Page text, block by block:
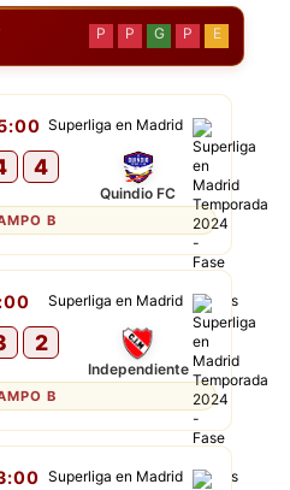
P P G P E
Superliga en Madrid
4
Quindio FC
B
Superliga en Madrid
2
Independiente
B
Superliga en Madrid